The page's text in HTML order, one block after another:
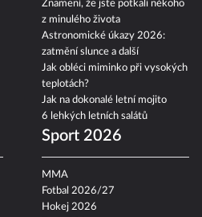
Znamení, že jste potkali někoho
z minulého života
Astronomické úkazy 2026:
zatmění slunce a další
Jak obléci miminko při vysokých
teplotách?
Jak na dokonalé letní mojito
6 lehkých letních salátů
Sport 2026
MMA
Fotbal 2026/27
Hokej 2026